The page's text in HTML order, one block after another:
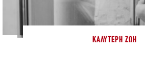
ΚΑΛΎΤΕΡΗ ΖΩΉ